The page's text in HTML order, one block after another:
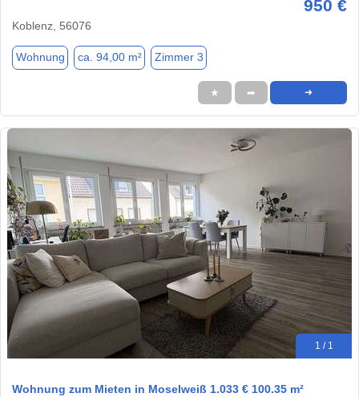
950 €
Koblenz, 56076
Wohnung ca. 94,00 m² Zimmer 3
★ ➦ ➜
1 / 1
Wohnung zum Mieten in Moselweiß 1.033 € 100.35 m²